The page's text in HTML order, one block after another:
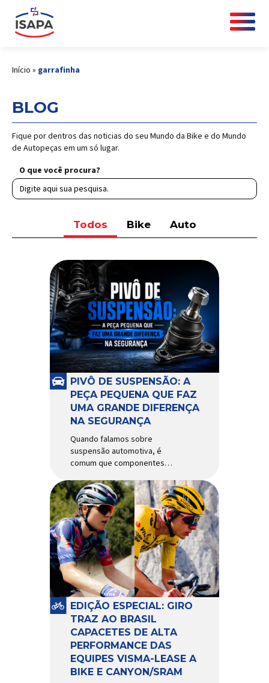
Início » garrafinha
BLOG
Fique por dentros das noticias do seu Mundo da Bike e do Mundo
de Autopeças em um só lugar.
O que você procura?
Todos Bike Auto
PIVÔ DE SUSPENSÃO: A
PEÇA PEQUENA QUE FAZ
UMA GRANDE DIFERENÇA
NA SEGURANÇA
Quando falamos sobre
suspensão automotiva, é
comum que componentes
recebam mais atenção. Porém,
existe uma peça relativamente
pequena que desempenha um
papel fundamental na
segurança e no
comportamento do veículo: o
pivô de suspensão.
Responsável por conectar
diferentes componentes do
sistema e permitir os
movimentos necessários
durante a condução, o pivô […]
EDIÇÃO ESPECIAL: GIRO
TRAZ AO BRASIL
CAPACETES DE ALTA
PERFORMANCE DAS
EQUIPES VISMA-LEASE A
BIKE E CANYON/SRAM